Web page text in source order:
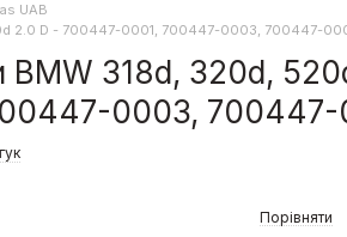
UAB
2.0 D - 700447-0001, 700447-0003, 700447-
BMW 318d, 320d,
0003, 700447-
Порівняти